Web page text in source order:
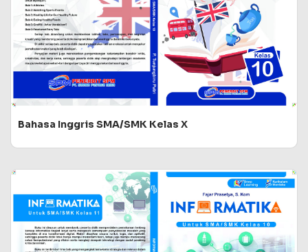
Bahasa Inggris SMA/SMK Kelas X